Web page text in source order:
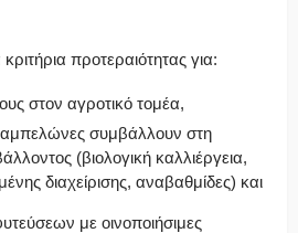
προτεραιότητας για:
στον αγροτικό τομέα,
αμπελώνες συμβάλλουν στη
(βιολογική καλλιέργεια,
διαχείρισης, αναβαθμίδες) και
με οινοποιήσιμες